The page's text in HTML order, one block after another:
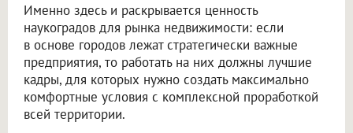
Именно здесь и раскрывается ценность
наукоградов для рынка недвижимости: если
в основе городов лежат стратегически важные
предприятия, то работать на них должны лучшие
кадры, для которых нужно создать максимально
комфортные условия с комплексной проработкой
всей территории.